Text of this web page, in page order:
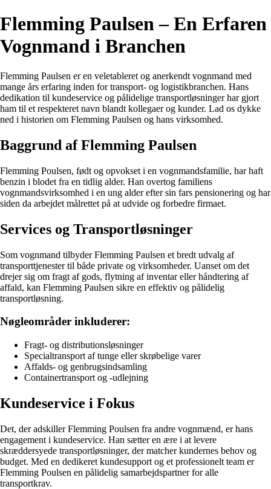
Flemming Paulsen – En Erfaren
Vognmand i Branchen
Flemming Paulsen er en veletableret og anerkendt vognmand med
mange års erfaring inden for transport- og logistikbranchen. Hans
dedikation til kundeservice og pålidelige transportløsninger har gjort
ham til et respekteret navn blandt kollegaer og kunder. Lad os dykke
ned i historien om Flemming Paulsen og hans virksomhed.
Baggrund af Flemming Paulsen
Flemming Poulsen, født og opvokset i en vognmandsfamilie, har haft
benzin i blodet fra en tidlig alder. Han overtog familiens
vognmandsvirksomhed i en ung alder efter sin fars pensionering og har
siden da arbejdet målrettet på at udvide og forbedre firmaet.
Services og Transportløsninger
Som vognmand tilbyder Flemming Paulsen et bredt udvalg af
transporttjenester til både private og virksomheder. Uanset om det
drejer sig om fragt af gods, flytning af inventar eller håndtering af
affald, kan Flemming Paulsen sikre en effektiv og pålidelig
transportløsning.
Nøgleområder inkluderer:
Fragt- og distributionsløsninger
Specialtransport af tunge eller skrøbelige varer
Affalds- og genbrugsindsamling
Containertransport og -udlejning
Kundeservice i Fokus
Det, der adskiller Flemming Poulsen fra andre vognmænd, er hans
engagement i kundeservice. Han sætter en ære i at levere
skræddersyede transportløsninger, der matcher kundernes behov og
budget. Med en dedikeret kundesupport og et professionelt team er
Flemming Poulsen en pålidelig samarbejdspartner for alle
transportkrav.